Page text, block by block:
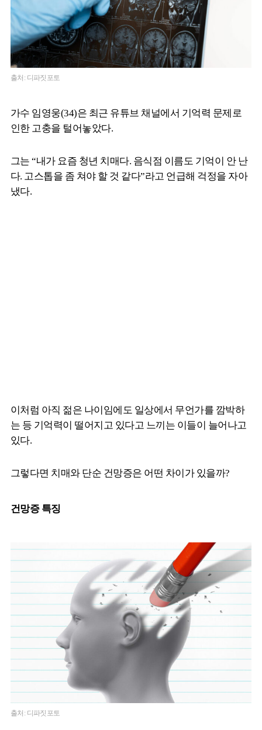
출처: 디파짓포토
가수 임영웅(34)은 최근 유튜브 채널에서 기억력 문제로
인한 고충을 털어놓았다.
그는 “내가 요즘 청년 치매다. 음식점 이름도 기억이 안 난
다. 고스톱을 좀 쳐야 할 것 같다”라고 언급해 걱정을 자아
냈다.
이처럼 아직 젊은 나이임에도 일상에서 무언가를 깜박하
는 등 기억력이 떨어지고 있다고 느끼는 이들이 늘어나고
있다.
그렇다면 치매와 단순 건망증은 어떤 차이가 있을까?
건망증 특징
출처: 디파짓포토